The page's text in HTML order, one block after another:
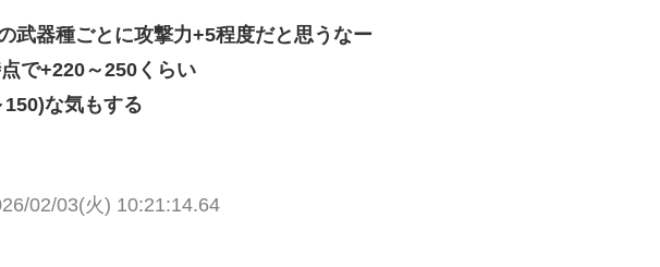
武器種ごとに攻撃力+5程度だと思うなー
で+220～250くらい
な気もする
02/03(火) 10:21:14.64